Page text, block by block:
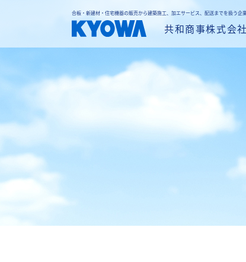
合板・新建材・住宅機器の販売から建築施工、加エサービス、配送までを扱う企
共和商事株式会社